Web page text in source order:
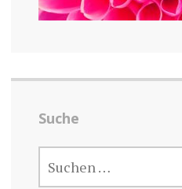
Suche
NACH: